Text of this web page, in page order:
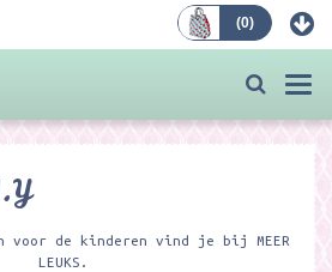
(0)
voor de kinderen vind je bij MEER
LEUKS.